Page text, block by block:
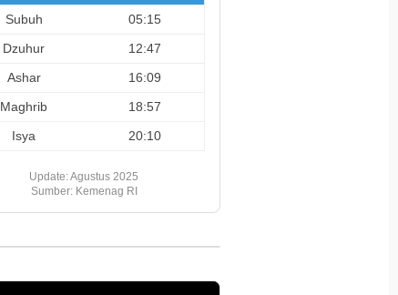
Subuh
05:15
Dzuhur
12:47
Ashar
16:09
Maghrib
18:57
Isya
20:10
Update: Agustus 2025
Sumber: Kemenag RI